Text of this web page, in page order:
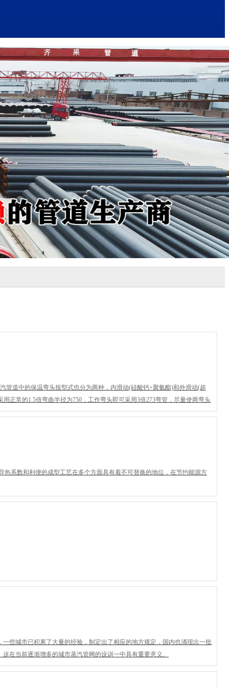
道中的保温弯头按型式也分为两种，内滑动(硅酸钙+聚氨酯)和外滑动(超
常的1.5倍弯曲半径为750，工作弯头即可采用3倍273弯管，尽量使两弯头
系数和利便的成型工艺在多个方面具有着不可替换的地位，在节约能源方
些城市已积累了大量的经验，制定出了相应的地方规定，国内也涌现出一批
在当前逐渐增多的城市蒸汽管网的设训一中具有重要意义。